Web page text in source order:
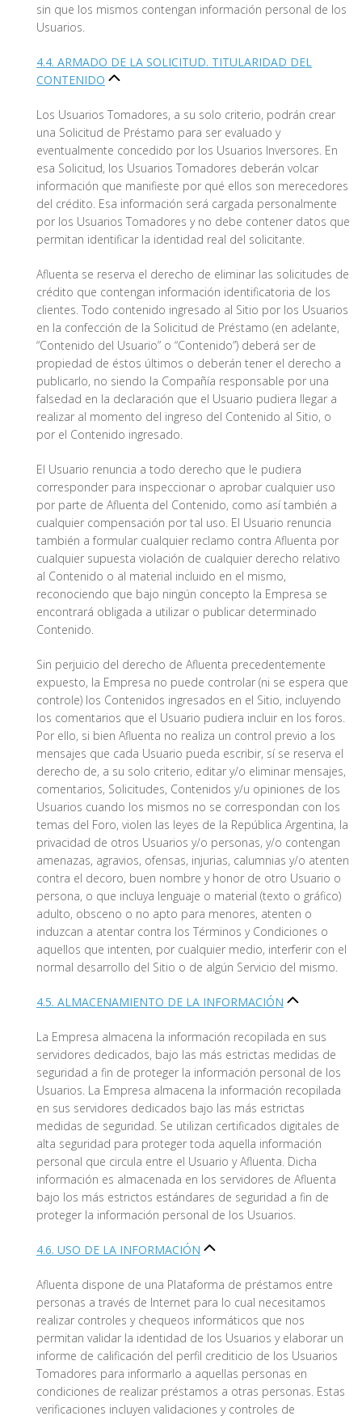
sin que los mismos contengan información personal de los
Usuarios.
4.4. ARMADO DE LA SOLICITUD. TITULARIDAD DEL
CONTENIDO
Los Usuarios Tomadores, a su solo criterio, podrán crear
una Solicitud de Préstamo para ser evaluado y
eventualmente concedido por los Usuarios Inversores. En
esa Solicitud, los Usuarios Tomadores deberán volcar
información que manifieste por qué ellos son merecedores
del crédito. Esa información será cargada personalmente
por los Usuarios Tomadores y no debe contener datos que
permitan identificar la identidad real del solicitante.
Afluenta se reserva el derecho de eliminar las solicitudes de
crédito que contengan información identificatoria de los
clientes. Todo contenido ingresado al Sitio por los Usuarios
en la confección de la Solicitud de Préstamo (en adelante,
“Contenido del Usuario” o “Contenido”) deberá ser de
propiedad de éstos últimos o deberán tener el derecho a
publicarlo, no siendo la Compañía responsable por una
falsedad en la declaración que el Usuario pudiera llegar a
realizar al momento del ingreso del Contenido al Sitio, o
por el Contenido ingresado.
El Usuario renuncia a todo derecho que le pudiera
corresponder para inspeccionar o aprobar cualquier uso
por parte de Afluenta del Contenido, como así también a
cualquier compensación por tal uso. El Usuario renuncia
también a formular cualquier reclamo contra Afluenta por
cualquier supuesta violación de cualquier derecho relativo
al Contenido o al material incluido en el mismo,
reconociendo que bajo ningún concepto la Empresa se
encontrará obligada a utilizar o publicar determinado
Contenido.
Sin perjuicio del derecho de Afluenta precedentemente
expuesto, la Empresa no puede controlar (ni se espera que
controle) los Contenidos ingresados en el Sitio, incluyendo
los comentarios que el Usuario pudiera incluir en los foros.
Por ello, si bien Afluenta no realiza un control previo a los
mensajes que cada Usuario pueda escribir, sí se reserva el
derecho de, a su solo criterio, editar y/o eliminar mensajes,
comentarios, Solicitudes, Contenidos y/u opiniones de los
Usuarios cuando los mismos no se correspondan con los
temas del Foro, violen las leyes de la República Argentina, la
privacidad de otros Usuarios y/o personas, y/o contengan
amenazas, agravios, ofensas, injurias, calumnias y/o atenten
contra el decoro, buen nombre y honor de otro Usuario o
persona, o que incluya lenguaje o material (texto o gráfico)
adulto, obsceno o no apto para menores, atenten o
induzcan a atentar contra los Términos y Condiciones o
aquellos que intenten, por cualquier medio, interferir con el
normal desarrollo del Sitio o de algún Servicio del mismo.
4.5. ALMACENAMIENTO DE LA INFORMACIÓN
La Empresa almacena la información recopilada en sus
servidores dedicados, bajo las más estrictas medidas de
seguridad a fin de proteger la información personal de los
Usuarios. La Empresa almacena la información recopilada
en sus servidores dedicados bajo las más estrictas
medidas de seguridad. Se utilizan certificados digitales de
alta seguridad para proteger toda aquella información
personal que circula entre el Usuario y Afluenta. Dicha
información es almacenada en los servidores de Afluenta
bajo los más estrictos estándares de seguridad a fin de
proteger la información personal de los Usuarios.
4.6. USO DE LA INFORMACIÓN
Afluenta dispone de una Plataforma de préstamos entre
personas a través de Internet para lo cual necesitamos
realizar controles y chequeos informáticos que nos
permitan validar la identidad de los Usuarios y elaborar un
informe de calificación del perfil crediticio de los Usuarios
Tomadores para informarlo a aquellas personas en
condiciones de realizar préstamos a otras personas. Estas
verificaciones incluyen validaciones y controles de